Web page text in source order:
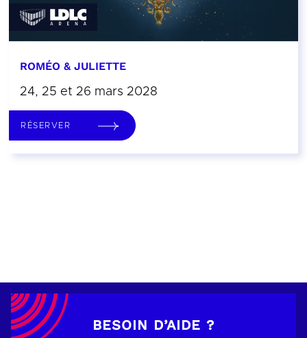
ROMÉO & JULIETTE
24, 25 et 26 mars 2028
RÉSERVER
BESOIN D’AIDE ?